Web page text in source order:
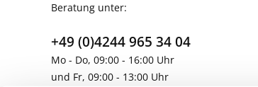
Beratung unter:
+49 (0)4244 965 34 04
Mo - Do, 09:00 - 16:00 Uhr
und Fr, 09:00 - 13:00 Uhr